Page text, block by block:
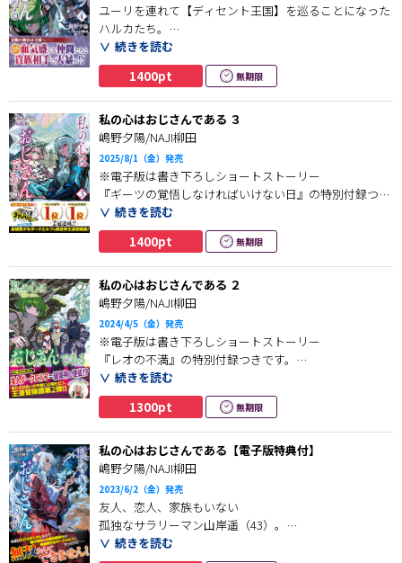
人間関係を諦めたおじさんが、新しい自分として
異世界で心を成長させていく、歪だけど王道な
冒険の物語が幕を開ける！
ユーリを連れて【ディセント王国】を巡ることになった
ハルカたち。
秘密を持つユーリの異常な成長速度に驚きながらも、み
んなで可愛がる日々を過ごしていたが、
次第にノクトを狙う貴族たちとの争いに巻き込まれてい
くことに。
悪意あるものたちとの戦いで、自身の倫理観とこの世界
の現実に悩むハルカは、自分なりの答えを見つけること
はできるのか？
さらに、ノクトの古い友人を訪ねた街ではアルベルトと
語第４弾!!
続きを読む
1400pt
無期限
私の心はおじさんである ３
嶋野夕陽/NAJI柳田
2025/8/1（金）発売
※電子版は書き下ろしショートストーリー
『ギーツの覚悟しなければいけない日』の特別付録つき
です。
曲者揃いの武闘際、その予選を見事突破したアルベルト
は、決勝トーナメントに挑む！
熱い戦いの裏でまたもや面倒ごとに巻き込まれるハルカ
は、
謎の青年イーストンと協力し、吸血鬼と戦闘すること
に…
さらに、武闘際の救護室では人生を変える、師との出会
いが待っていた！？
人間関係を諦めたおじさんが、異世界で心を成長させる
王道冒険譚第3弾！！
続きを読む
1400pt
無期限
私の心はおじさんである ２
嶋野夕陽/NAJI柳田
2024/4/5（金）発売
※電子版は書き下ろしショートストーリー
『レオの不満』の特別付録つきです。
謎の赤子「ユーリ」を救出し【神聖国レジオン】に
辿り着いたハルカ達。ダークエルフを破壊の神の使徒と
思い込む学生達に絡まれてしまう。
子供相手の模擬戦でハラハラしていたハルカだったが、
なぜかしもべ（？）ができることに！
さらに、面倒な貴族のお坊ちゃんから依頼を受け、
新たな街を目指す一行の目的地は
続きを読む
1300pt
無期限
私の心はおじさんである【電子版特典付】
嶋野夕陽/NAJI柳田
2023/6/2（金）発売
友人、恋人、家族もいない
孤独なサラリーマン山岸遥（43）。
続きを読む